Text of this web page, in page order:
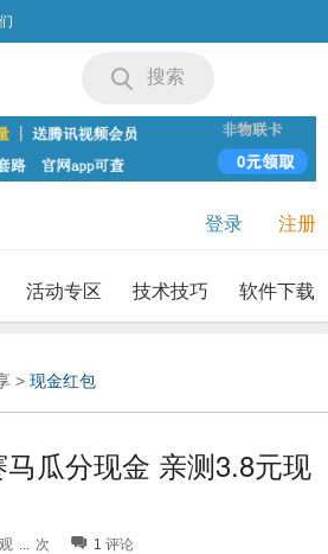
搜索
登录 注册
活动专区 技术技巧 软件下载
> 现金红包
瓜分现金 亲测3.8元现
... 次 1 评论